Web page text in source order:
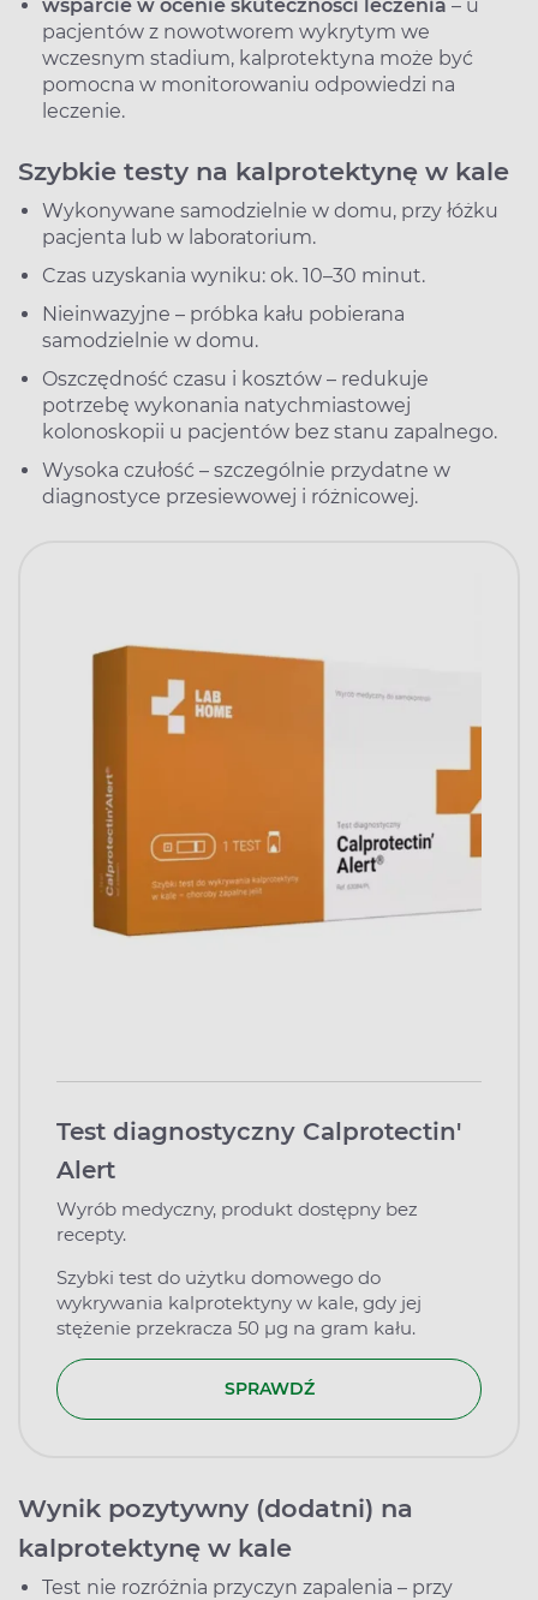
wsparcie w ocenie skuteczności leczenia – u
pacjentów z nowotworem wykrytym we
wczesnym stadium, kalprotektyna może być
pomocna w monitorowaniu odpowiedzi na
leczenie.
Szybkie testy na kalprotektynę w kale
Wykonywane samodzielnie w domu, przy łóżku
pacjenta lub w laboratorium.
Czas uzyskania wyniku: ok. 10–30 minut.
Nieinwazyjne – próbka kału pobierana
samodzielnie w domu.
Oszczędność czasu i kosztów – redukuje
potrzebę wykonania natychmiastowej
kolonoskopii u pacjentów bez stanu zapalnego.
Wysoka czułość – szczególnie przydatne w
diagnostyce przesiewowej i różnicowej.
Test diagnostyczny Calprotectin'
Alert
Wyrób medyczny, produkt dostępny bez
recepty.
Szybki test do użytku domowego do
wykrywania kalprotektyny w kale, gdy jej
stężenie przekracza 50 μg na gram kału.
SPRAWDŹ
Wynik pozytywny (dodatni) na
kalprotektynę w kale
Test nie rozróżnia przyczyn zapalenia – przy